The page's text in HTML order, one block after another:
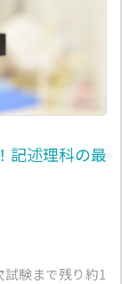
記述理科の最
験まで残り約1